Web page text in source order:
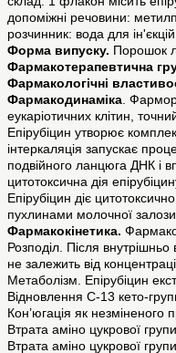
допоміжні речовини:
розчинник: вода для
Форма випуску. Порошок
Фармакотерапевтична
Фармакологічні
Фармакодинаміка.
еукаріотичних клітин,
Епірубіцин утворює
інтеркаляція запускає
подвійного ланцюга ДНК і
цитотоксична дія
Епірубіцин діє
пухлинами молочної
Фармакокінетика.
Розподіл. Після
не залежить від
Метаболізм. Епірубіцин
Відновлення С-13 кето-
Кон’югація як незміненого
Втрата аміно цукрової
Втрата аміно цукрової